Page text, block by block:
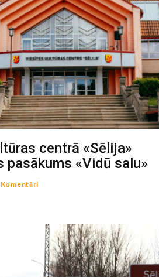
centrā «Sēlija»
pasākums «Vidū salu»
Komentāri